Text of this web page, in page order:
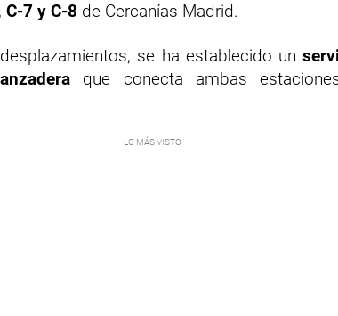
C-7 y C-8 de Cercanías Madrid.
se ha establecido un
que conecta ambas